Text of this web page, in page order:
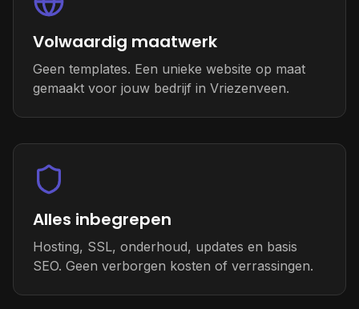
Volwaardig maatwerk
Geen templates. Een unieke website op maat
gemaakt voor jouw bedrijf in Vriezenveen.
Alles inbegrepen
Hosting, SSL, onderhoud, updates en basis
SEO. Geen verborgen kosten of verrassingen.